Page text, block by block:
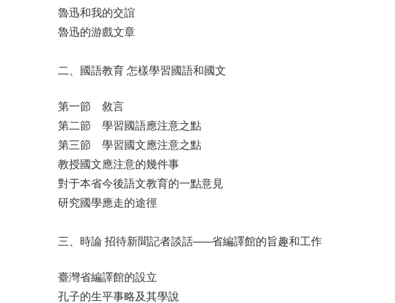
魯迅和我的交誼
魯迅的游戲文章
二、國語教育 怎樣學習國語和國文
第一節 敘言
第二節 學習國語應注意之點
第三節 學習國文應注意之點
教授國文應注意的幾件事
對于本省今後語文教育的一點意見
研究國學應走的途徑
三、時論 招待新聞記者談話─—省編譯館的旨趣和工作
臺灣省編譯館的設立
孔子的生平事略及其學說